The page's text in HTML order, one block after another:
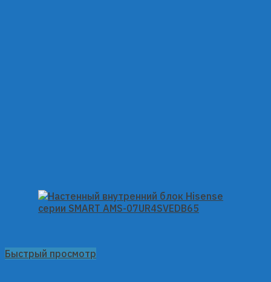
Быстрый просмотр